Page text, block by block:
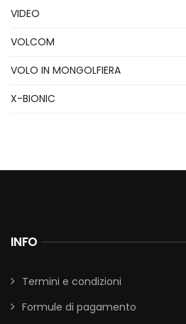
VIDEO
VOLCOM
VOLO IN MONGOLFIERA
X-BIONIC
INFO
Termini e condizioni
Formule di pagamento